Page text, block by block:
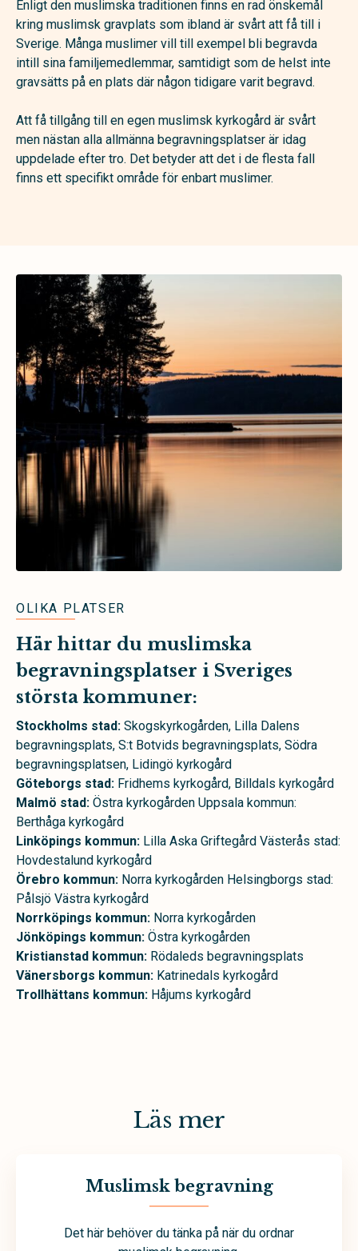
Enligt den muslimska traditionen finns en rad önskemål
kring muslimsk gravplats som ibland är svårt att få till i
Sverige. Många muslimer vill till exempel bli begravda
intill sina familjemedlemmar, samtidigt som de helst inte
gravsätts på en plats där någon tidigare varit begravd.
Att få tillgång till en egen muslimsk kyrkogård är svårt
men nästan alla allmänna begravningsplatser är idag
uppdelade efter tro. Det betyder att det i de flesta fall
finns ett specifikt område för enbart muslimer.
OLIKA PLATSER
Här hittar du muslimska
begravningsplatser i Sveriges
största kommuner:
Stockholms stad: Skogskyrkogården, Lilla Dalens
begravningsplats, S:t Botvids begravningsplats, Södra
begravningsplatsen, Lidingö kyrkogård
Göteborgs stad: Fridhems kyrkogård, Billdals kyrkogård
Malmö stad: Östra kyrkogården Uppsala kommun:
Berthåga kyrkogård
Linköpings kommun: Lilla Aska Griftegård Västerås stad:
Hovdestalund kyrkogård
Örebro kommun: Norra kyrkogården Helsingborgs stad:
Pålsjö Västra kyrkogård
Norrköpings kommun: Norra kyrkogården
Jönköpings kommun: Östra kyrkogården
Kristianstad kommun: Rödaleds begravningsplats
Vänersborgs kommun: Katrinedals kyrkogård
Trollhättans kommun: Håjums kyrkogård
Läs mer
Muslimsk begravning
Det här behöver du tänka på när du ordnar